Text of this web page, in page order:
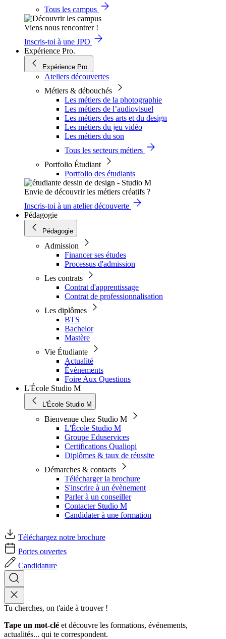
Tous les campus
Viens nous rencontrer !
Inscris-toi à une JPO
Expérience Pro.
Expérience Pro.
Ateliers découvertes
Métiers & débouchés
Les métiers de la photographie
Les métiers de l’audiovisuel
Les métiers des arts et du design
Les métiers du jeu vidéo
Les métiers du son
Tous les secteurs métiers
Portfolio Étudiant
Portfolio des étudiants
Envie de découvrir les métiers créatifs ?
Inscris-toi à un atelier découverte
Pédagogie
Pédagogie
Admission
Financer ses études
Processus d'admission
Les contrats
Contrat d'apprentissage
Contrat de professionnalisation
Les diplômes
BTS
Bachelor
Mastère
Vie Étudiante
Actualité
Évènements
Foire Aux Questions
L'École Studio M
L'École Studio M
Bienvenue chez Studio M
L'École Studio M
Groupe Eduservices
Certifications Qualiopi
Diplômes & taux de réussite
Démarches & contacts
Télécharger la brochure
S'inscrire à un évènement
Parler à un conseiller
Contacter Studio M
Candidater à une formation
Téléchargez notre brochure
Portes ouvertes
Candidature
Tu cherches, on t'aide à trouver !
Tape un mot-clé et découvre les formations, événements,
actualités... qui te correspondent.